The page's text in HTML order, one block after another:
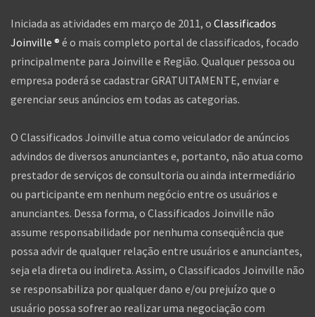
Iniciada as atividades em março de 2011, o Classificados
Joinville ® é o mais completo portal de classificados, focado
principalmente para Joinville e Região. Qualquer pessoa ou
empresa poderá se cadastrar GRATUITAMENTE, enviar e
gerenciar seus anúncios em todas as categorias.
O Classificados Joinville atua como veiculador de anúncios
advindos de diversos anunciantes e, portanto, não atua como
prestador de serviços de consultoria ou ainda intermediário
ou participante em nenhum negócio entre os usuários e
anunciantes. Dessa forma, o Classificados Joinville não
assume responsabilidade por nenhuma conseqüência que
possa advir de qualquer relação entre usuários e anunciantes,
seja ela direta ou indireta. Assim, o Classificados Joinville não
se responsabiliza por qualquer dano e/ou prejuízo que o
usuário possa sofrer ao realizar uma negociação com